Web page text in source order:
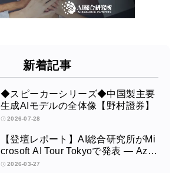
新着記事
◆スピーカーシリーズ◆中国製主要
生成AIモデルの全体像【野村證券】
2026-07-28
【登壇レポート】AI総合研究所がMi
crosoft AI Tour Tokyoで発表 ― Azur
e OpenAI × Fabric × TeamsによるAI
2026-03-27